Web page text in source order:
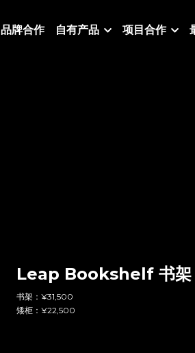
品牌合作 自有产品 项目合作
Leap Bookshelf 书架
书架：¥31,500
矮柜：¥22,500